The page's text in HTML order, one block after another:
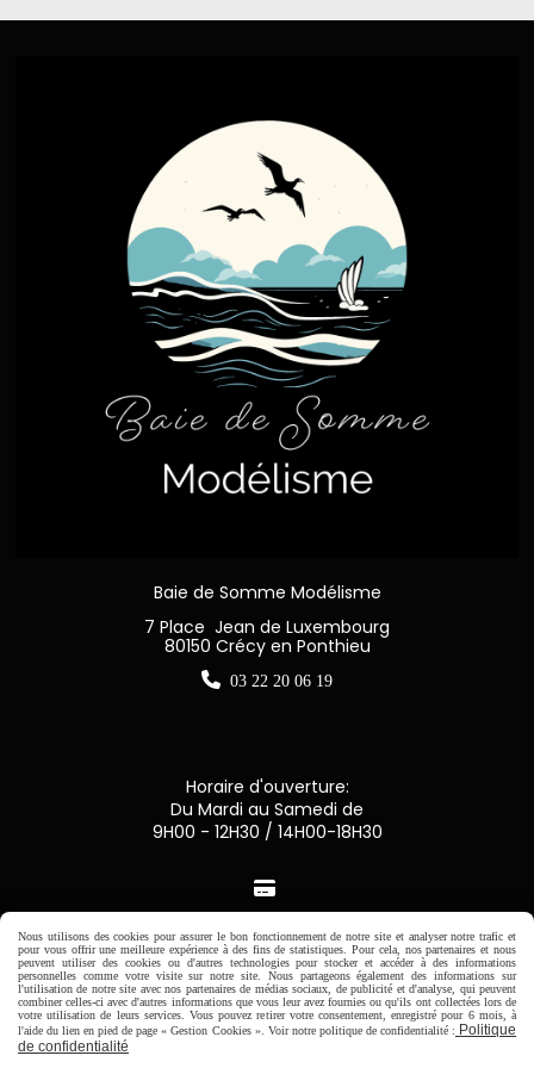
Baie de Somme Modélisme
7 Place Jean de Luxembourg
80150 Crécy en Ponthieu
 03 22 20 06 19
Horaire d'ouverture:
Du Mardi au Samedi de
9H00 - 12H30 / 14H00-18H30

Paiement sécurisé
CB Crédit Agricole
Virement bancaire
Nous utilisons des cookies pour assurer le bon fonctionnement de notre site et analyser notre trafic et
pour vous offrir une meilleure expérience à des fins de statistiques. Pour cela, nos partenaires et nous
peuvent utiliser des cookies ou d'autres technologies pour stocker et accéder à des informations
personnelles comme votre visite sur notre site. Nous partageons également des informations sur
l'utilisation de notre site avec nos partenaires de médias sociaux, de publicité et d'analyse, qui peuvent
combiner celles-ci avec d'autres informations que vous leur avez fournies ou qu'ils ont collectées lors de
votre utilisation de leurs services. Vous pouvez retirer votre consentement, enregistré pour 6 mois, à
l'aide du lien en pied de page « Gestion Cookies ». Voir notre politique de confidentialité : Politique
de confidentialité